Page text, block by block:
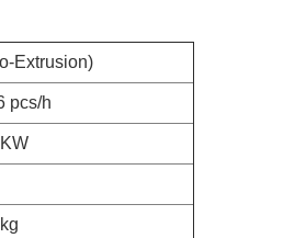
Extrusion)
pcs/h